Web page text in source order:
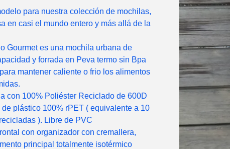
para nuestra colección de mochilas,
en casi el mundo entero y más allá de la
Gourmet es una mochila urbana de
y forrada en Peva termo sin Bpa
mantener caliente o frio los alimentos
con 100% Poliéster Reciclado de 600D
plástico 100% rPET ( equivalente a 10
). Libre de PVC
con organizador con cremallera,
principal totalmente isotérmico